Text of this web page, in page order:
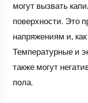
могут вызвать
поверхности. Это
напряжениям и,
Температурные и
также могут
пола.